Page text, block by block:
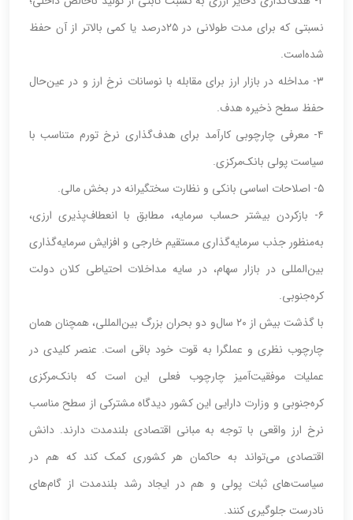
نسبتی که برای مدت طولانی در ۲۵‌درصد یا کمی بالاتر از آن حفظ
شده‌است.
۳- مداخله در بازار ارز برای مقابله با نوسانات نرخ ارز و در عین‌حال
حفظ سطح ذخیره هدف.
۴- معرفی چارچوبی کارآمد برای هدف‌گذاری نرخ تورم متناسب با
سیاست پولی بانک‌مرکزی.
۵- اصلاحات اساسی بانکی و نظارت سختگیرانه در بخش مالی.
۶- باز‌کردن بیشتر حساب سرمایه، مطابق با انعطاف‌پذیری ارزی،
به‌منظور جذب سرمایه‌گذاری مستقیم خارجی و افزایش سرمایه‌گذاری
بین‌المللی در بازار سهام، در سایه مداخلات احتیاطی کلان دولت
کره‌جنوبی.
با گذشت بیش از ۲۰ سال‌و دو بحران بزرگ بین‌المللی، همچنان همان
چارچوب نظری و عملگرا به قوت خود باقی است. عنصر کلیدی در
عملیات موفقیت‌‌‌‌‌‌آمیز چارچوب فعلی این است که بانک‌مرکزی
کره‌جنوبی و وزارت دارایی این کشور دیدگاه مشترکی از سطح مناسب
نرخ ارز واقعی با توجه به مبانی اقتصادی بلندمدت دارند. دانش
اقتصادی می‌تواند به حاکمان هر کشوری کمک کند که هم در
سیاست‌های ثبات پولی و هم در ایجاد رشد بلندمدت از گام‌های
نادرست جلوگیری کنند.